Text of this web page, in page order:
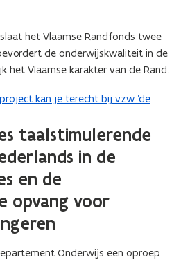
het Vlaamse Randfonds twee
de onderwijskwaliteit in de
het Vlaamse karakter van de Rand.
kan je terecht bij vzw ‘de
taalstimulerende
in de
en de
opvang voor
Onderwijs een oproep